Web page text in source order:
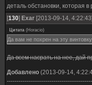
деталь обстановки, которая
[130] Exar [2013-09-14, 4:22:43]
Цитата (Horacio)
Да вам не похрен на эту
Да всем насрать на нее, дай
Добавлено (2013-09-14,